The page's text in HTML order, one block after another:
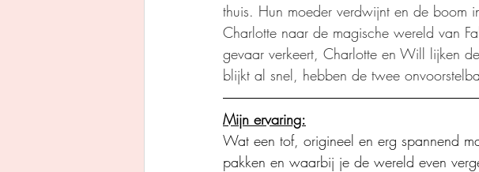
thuis. Hun moeder verdwijnt en de
Charlotte naar de magische wereld van
gevaar verkeert, Charlotte en Will lijken
blijkt al snel, hebben de twee
Mijn ervaring:
Wat een tof, origineel en erg spannend
pakken en waarbij je de wereld even